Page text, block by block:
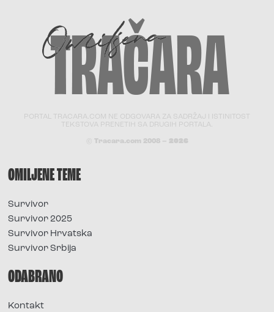
PORTAL TRACARA.COM NE ODGOVARA ZA SADRŽAJ I ISTINITOST
TEKSTOVA PRENETIH SA DRUGIH PORTALA.
© Tracara.com 2008 – 2026
OMILJENE TEME
Survivor
Survivor 2025
Survivor Hrvatska
Survivor Srbija
ODABRANO
Kontakt